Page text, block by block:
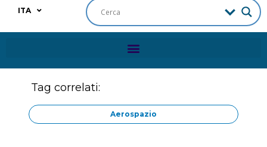
ITA
Tag correlati:
Aerospazio